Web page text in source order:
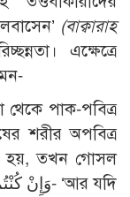
(বাক্বারাহ
এক্ষেত্রে
পাক-পবিত্র
শরীর অপবিত্র
হয়, তখন গোসল